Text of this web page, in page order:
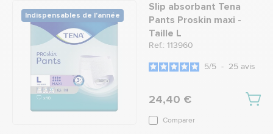
Indispensables de l'année
Slip absorbant Tena
Pants Proskin maxi -
Taille L
Ref.: 113960
5/5 - 25 avis
24,40 €
Comparer